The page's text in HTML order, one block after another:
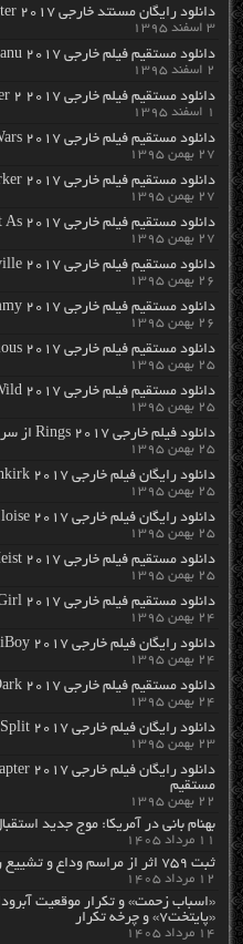
دانلود رایگان مسنتد خارجی Britney Ever After 2017 با لینک مستقیم
۳ اسفند ۱۳۹۵
دانلود مستقیم فیلم خارجی OK Jaanu 2017 از سرور سایت
۲ اسفند ۱۳۹۵
دانلود مستقیم فیلم خارجی John Wick: Chapter 2 2017 از سرور سایت
۱ اسفند ۱۳۹۵
دانلود مستقیم فیلم خارجی Cross Wars 2017 از سرور سایت
۲۷ بهمن ۱۳۹۵
دانلود مستقیم فیلم خارجی Fifty Shades Darker 2017 از سرور سایت
۲۷ بهمن ۱۳۹۵
دانلود مستقیم فیلم خارجی From Straight As 2017 از سرور سایت
۲۷ بهمن ۱۳۹۵
دانلود مستقیم فیلم خارجی Zeroville 2017 از سرور سایت
۲۶ بهمن ۱۳۹۵
دانلود مستقیم فیلم خارجی The Mummy 2017 از سرور سایت
۲۶ بهمن ۱۳۹۵
دانلود مستقیم فیلم خارجی The Fate of the Furious 2017 از سرور سایت
۲۵ بهمن ۱۳۹۵
دانلود مستقیم فیلم خارجی Running Wild 2017 از سرور سایت
۲۵ بهمن ۱۳۹۵
دانلود فیلم خارجی Rings 2017 از سرور سایت
۲۵ بهمن ۱۳۹۵
دانلود رایگان فیلم خارجی Dunkirk 2017 با لینک مستقیم
۲۵ بهمن ۱۳۹۵
دانلود رایگان فیلم خارجی Eloise 2017 با لینک مستقیم
۲۵ بهمن ۱۳۹۵
دانلود مستقیم فیلم خارجی Essex Heist 2017 از سرور سایت
۲۵ بهمن ۱۳۹۵
دانلود مستقیم فیلم خارجی Get the Girl 2017 از سرور سایت
۲۴ بهمن ۱۳۹۵
دانلود رایگان فیلم خارجی iBoy 2017 با لینک مستقیم
۲۴ بهمن ۱۳۹۵
دانلود مستقیم فیلم خارجی Justice League Dark 2017 از سرور سایت
۲۴ بهمن ۱۳۹۵
دانلود رایگان فیلم خارجی Split 2017 با لینک مستقیم
۲۳ بهمن ۱۳۹۵
مستقیم
۲۲ بهمن ۱۳۹۵
بهنام بانی در آمریکا: موج جدید
۱۱ مرداد ۱۴۰۵
ثبت ۷۵۹ اثر از مراسم وداع و تشییع رهبر شهید انقلاب
۱۲ مرداد ۱۴۰۵
«اسباب زحمت» و تکرار موقعیت
«پایتخت۷» و چرخه تکرار
۱۴ مرداد ۱۴۰۵